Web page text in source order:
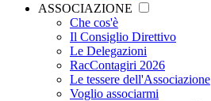
ASSOCIAZIONE
Che cos'è
Il Consiglio Direttivo
Le Delegazioni
RacContagiri 2026
Le tessere dell'Associazione
Voglio associarmi